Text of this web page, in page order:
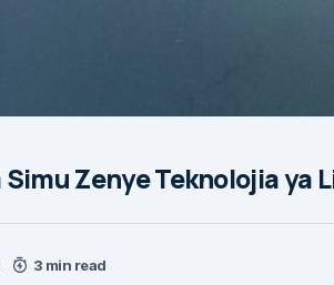
Zenye Teknolojia ya
3 min read